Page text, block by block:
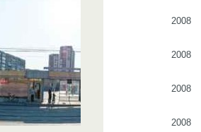
2008
2008
2008
2008